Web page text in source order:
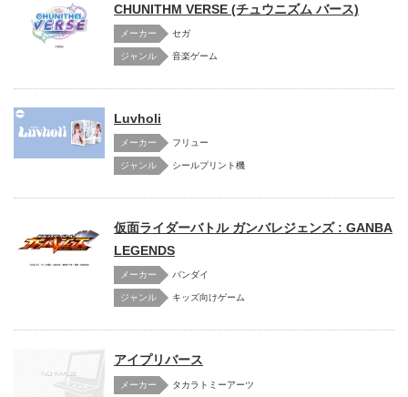
CHUNITHM VERSE (チュウニズム バース)
メーカー セガ
音楽ゲーム
Luvholi
メーカー フリュー
シールプリント機
仮面ライダーバトル ガンバレジェンズ : GANBA
LEGENDS
メーカー バンダイ
キッズ向けゲーム
アイプリバース
メーカー タカラトミーアーツ